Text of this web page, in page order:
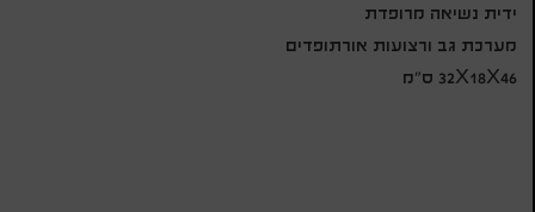
ידית נשיאה מרופדת
מערכת גב ורצועות אורתופדים
32X18X46 ס"מ